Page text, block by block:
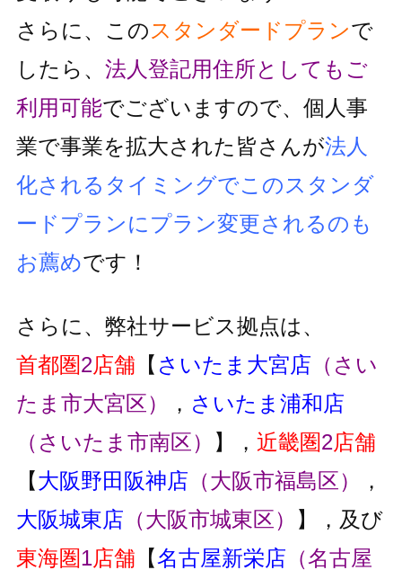
さらに、この スタンダードプランで
したら、 法人登記用住所としても ご
利用可能でございますので、個人事
業で事業を拡大された皆さんが法人
化されるタイミングでこのスタンダ
ードプランにプラン変更されるのも
お薦めです！
さらに、弊社サービス拠点は、
首都圏2店舗 【 さいたま大宮店 （さい
たま市大宮区）
， さいたま浦和店
（さいたま市南区）
】， 近畿圏2店舗
【大阪野田阪神店 （大阪市福島区）
，
大阪城東店 （大阪市城東区）
】，及び
東海圏1店舗 【名古屋新栄店 （名古屋